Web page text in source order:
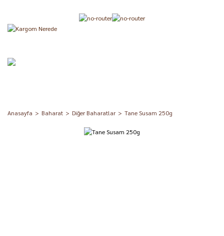
Anasayfa Baharat Diğer Baharatlar Tane Susam 250g